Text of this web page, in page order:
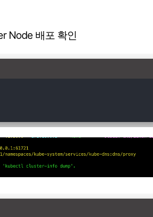
Node 배포 확인